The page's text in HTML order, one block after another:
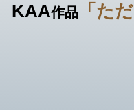
KAA作品「た